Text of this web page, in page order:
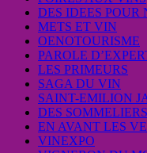
DES IDEES POUR
METS ET VIN
OENOTOURISME
PAROLE
LES PRIMEURS
SAGA DU VIN
SAINT-EMILION
DES
EN AVANT LES
VINEXPO